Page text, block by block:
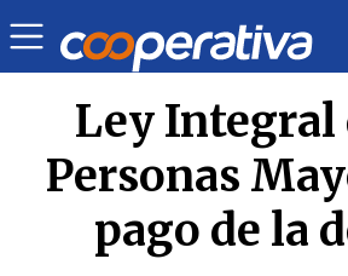
Opinión | Eduardo Toro
Ley Integral
Personas
pago de la